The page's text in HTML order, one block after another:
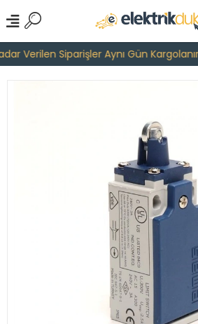
Verilen Siparişler Aynı Gün Kargolanır.